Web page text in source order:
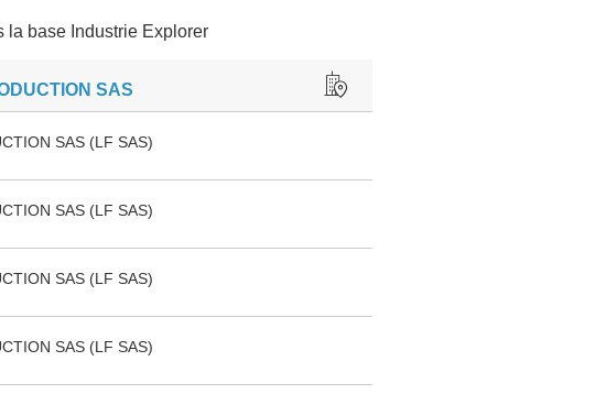
la base Industrie Explorer
SAS
SAS (LF SAS)
SAS (LF SAS)
SAS (LF SAS)
SAS (LF SAS)